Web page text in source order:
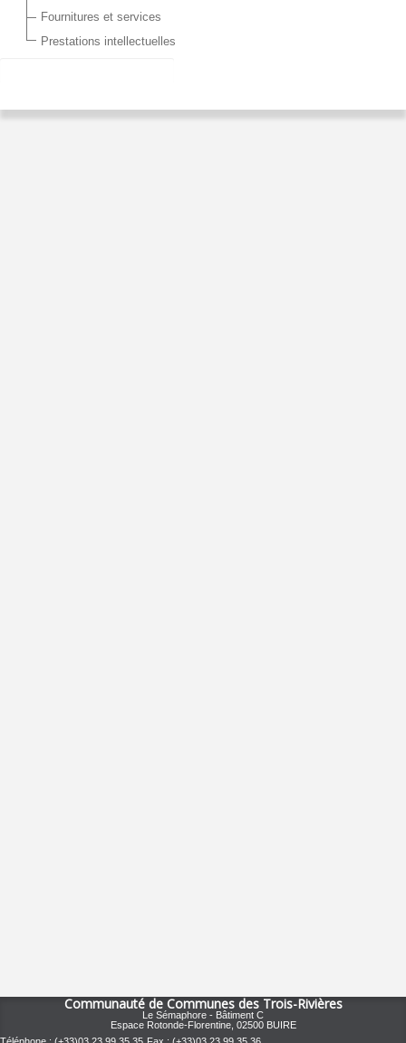
Fournitures et services
Prestations intellectuelles
Communauté de Communes des Trois-Rivières
Le Sémaphore - Bâtiment C
Espace Rotonde-Florentine, 02500 BUIRE